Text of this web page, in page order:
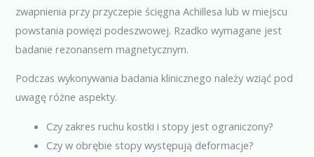
zwapnienia przy przyczepie ścięgna Achillesa lub w miejscu
powstania powięzi podeszwowej. Rzadko wymagane jest
badanie rezonansem magnetycznym.
Podczas wykonywania badania klinicznego należy wziąć pod
uwagę różne aspekty.
Czy zakres ruchu kostki i stopy jest ograniczony?
Czy w obrębie stopy występują deformacje?